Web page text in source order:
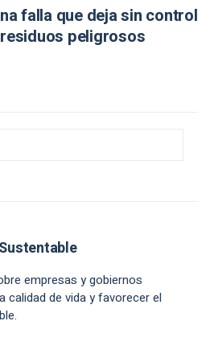
falla que deja sin control
peligrosos
empresas y gobiernos
calidad de vida y favorecer el